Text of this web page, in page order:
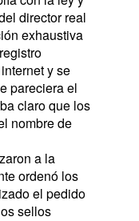
director real
exhaustiva
y se
pareciera el
claro que los
nombre de
a la
ordenó los
el pedido
sellos